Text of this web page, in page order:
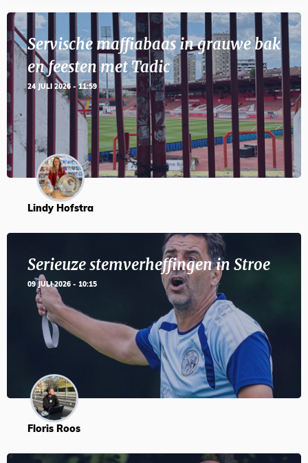
Servische maffiabaas in grauwe bak
en feesten met Tadic
24 JULI 2026 - 11:59
Lindy Hofstra
Serieuze stemverheffingen in Stroe
09 JULI 2026 - 10:15
Floris Roos